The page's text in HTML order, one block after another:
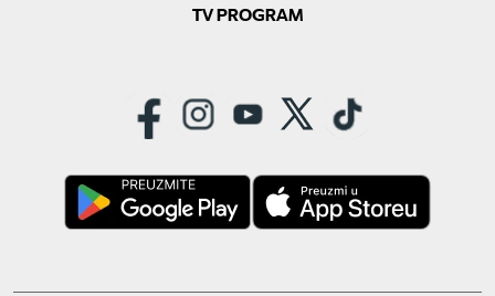
TV PROGRAM